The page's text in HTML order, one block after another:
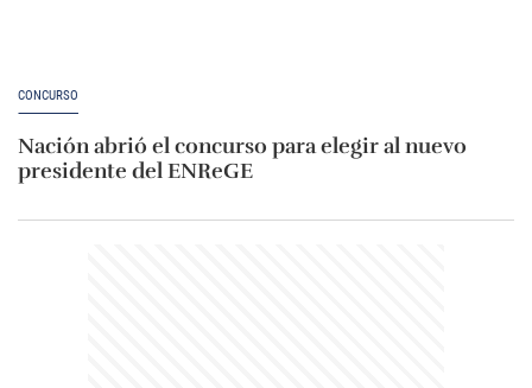
CONCURSO
Nación abrió el concurso para elegir al nuevo
presidente del ENReGE